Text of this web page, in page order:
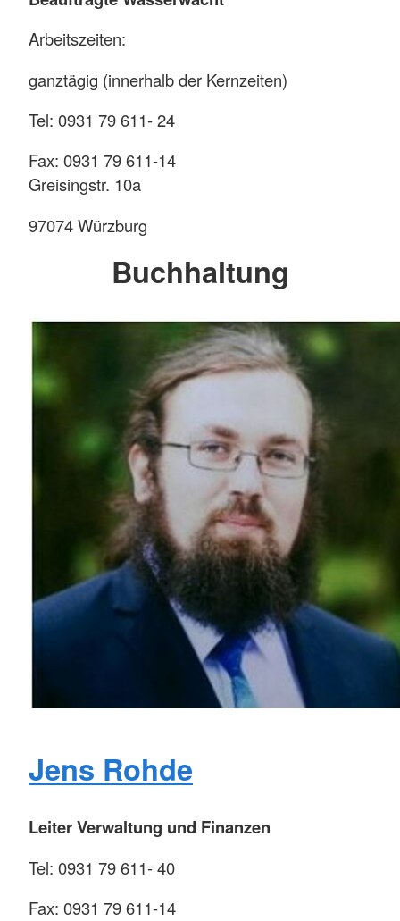
Arbeitszeiten:
ganztägig (innerhalb der Kernzeiten)
Tel: 0931 79 611- 24
Fax: 0931 79 611-14
Greisingstr. 10a
97074 Würzburg
Buchhaltung
Jens Rohde
Leiter Verwaltung und Finanzen
Tel: 0931 79 611- 40
Fax: 0931 79 611-14